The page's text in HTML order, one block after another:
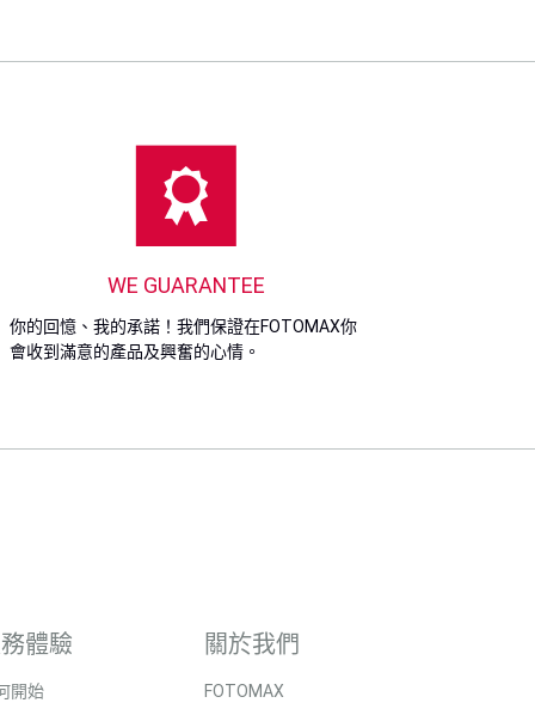
WE GUARANTEE
你的回憶、我的承諾！我們保證在FOTOMAX你
會收到滿意的產品及興奮的心情。
體驗
開始
關於我們
FOTOMAX